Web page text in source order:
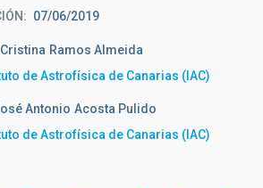
07/06/2019
Cristina Ramos Almeida
de Astrofísica de Canarias (IAC)
Antonio Acosta Pulido
de Astrofísica de Canarias (IAC)